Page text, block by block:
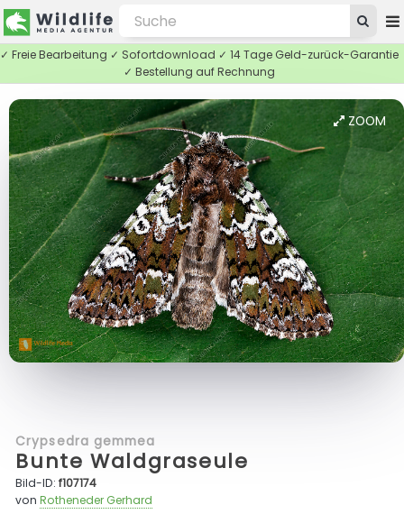
✓ Freie Bearbeitung ✓ Sofortdownload ✓ 14 Tage Geld-zurück-Garantie
✓ Bestellung auf Rechnung
ZOOM
Crypsedra gemmea
Bunte Waldgraseule
Bild-ID:f107174
vonRotheneder Gerhard